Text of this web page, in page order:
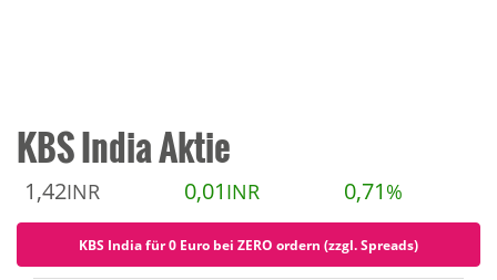
KBS India Aktie
1,42INR 0,01 INR 0,71 %
KBS India für 0 Euro bei ZERO ordern (zzgl. Spreads)